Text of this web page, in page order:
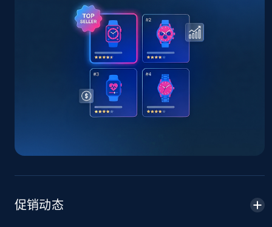
TikTok Shop - Collect TikTok shop products
by keywords search
URL, Title, Available, Description, Currency, Initial
price, Final price, Discount percent, and more.
667+
price, Final price, Discount percent, and more.
5.4K+
促销动态